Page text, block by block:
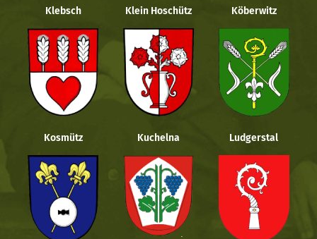
Klebsch Klein Hoschütz Köberwitz
Kosmütz Kuchelna Ludgerstal